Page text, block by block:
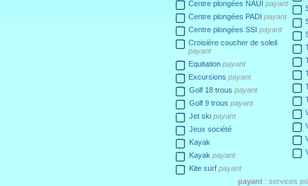
Centre plongées NAUI payant
Centre plongées PADI payant
Centre plongées SSI payant
Croisière coucher de soleil
payant
Equitation payant
Excursions payant
Golf 18 trous payant
Golf 9 trous payant
Jet ski payant
Jeux société
Kayak
Kayak payant
Kite surf payant
payant : services